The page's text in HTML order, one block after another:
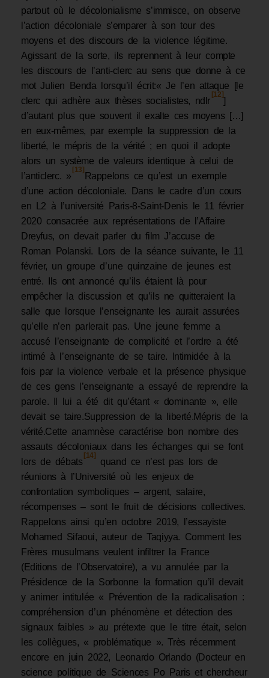
partout où le décolonialisme s’immisce, on observe
l’action décoloniale s’emparer à son tour des
moyens et des discours de la violence légitime.
Agissant de la sorte, ils reprennent à leur compte
les discours de l’anti-clerc au sens que donne à ce
mot Julien Benda lorsqu’il écrit:« Je l’en attaque [le
clerc qui adhère aux thèses socialistes, ndlr
[12]
]
d’autant plus que souvent il exalte ces moyens […]
en eux-mêmes, par exemple la suppression de la
liberté, le mépris de la vérité ; en quoi il adopte
alors un système de valeurs identique à celui de
l’anticlerc. »
[13]
Rappelons ce qu’est un exemple
d’une action décoloniale. Dans le cadre d’un cours
en L2 à l’université Paris-8-Saint-Denis le 11 février
2020 consacrée aux représentations de l’Affaire
Dreyfus, on devait parler du film J’accuse de
Roman Polanski. Lors de la séance suivante, le 11
février, un groupe d’une quinzaine de jeunes est
entré. Ils ont annoncé qu’ils étaient là pour
empêcher la discussion et qu’ils ne quitteraient la
salle que lorsque l’enseignante les aurait assurées
qu’elle n’en parlerait pas. Une jeune femme a
accusé l’enseignante de complicité et l’ordre a été
intimé à l’enseignante de se taire. Intimidée à la
fois par la violence verbale et la présence physique
de ces gens l’enseignante a essayé de reprendre la
parole. Il lui a été dit qu’étant « dominante », elle
devait se taire.Suppression de la liberté.Mépris de la
vérité.Cette anamnèse caractérise bon nombre des
assauts décoloniaux dans les échanges qui se font
lors de débats
[14]
quand ce n’est pas lors de
réunions à l’Université où les enjeux de
confrontation symboliques – argent, salaire,
récompenses – sont le fruit de décisions collectives.
Rappelons ainsi qu’en octobre 2019, l’essayiste
Mohamed Sifaoui, auteur de Taqiyya. Comment les
Frères musulmans veulent infiltrer la France
(Editions de l’Observatoire), a vu annulée par la
Présidence de la Sorbonne la formation qu’il devait
y animer intitulée « Prévention de la radicalisation :
compréhension d’un phénomène et détection des
signaux faibles » au prétexte que le titre était, selon
les collègues, « problématique ». Très récemment
encore en juin 2022, Leonardo Orlando (Docteur en
science politique de Sciences Po Paris et chercheur